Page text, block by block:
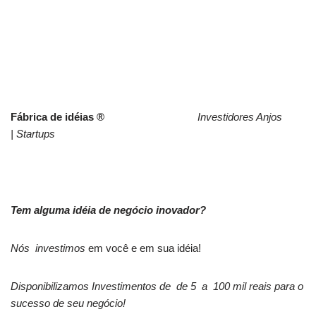
Fábrica de idéias ® Investidores Anjos
| Startups
Tem alguma idéia de negócio inovador?
Nós investimos em você e em sua idéia!
Disponibilizamos Investimentos de de 5 a 100 mil reais para o
sucesso de seu negócio!